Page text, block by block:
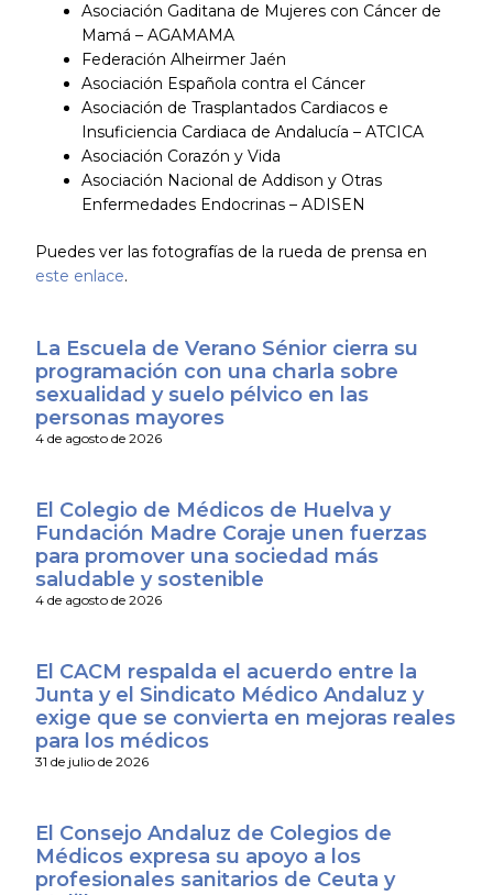
Asociación Gaditana de Mujeres con Cáncer de
Mamá – AGAMAMA
Federación Alheirmer Jaén
Asociación Española contra el Cáncer
Asociación de Trasplantados Cardiacos e
Insuficiencia Cardiaca de Andalucía – ATCICA
Asociación Corazón y Vida
Asociación Nacional de Addison y Otras
Enfermedades Endocrinas – ADISEN
Puedes ver las fotografías de la rueda de prensa en
este enlace.
La Escuela de Verano Sénior cierra su
programación con una charla sobre
sexualidad y suelo pélvico en las
personas mayores
4 de agosto de 2026
El Colegio de Médicos de Huelva y
Fundación Madre Coraje unen fuerzas
para promover una sociedad más
saludable y sostenible
4 de agosto de 2026
El CACM respalda el acuerdo entre la
Junta y el Sindicato Médico Andaluz y
exige que se convierta en mejoras reales
para los médicos
31 de julio de 2026
El Consejo Andaluz de Colegios de
Médicos expresa su apoyo a los
profesionales sanitarios de Ceuta y